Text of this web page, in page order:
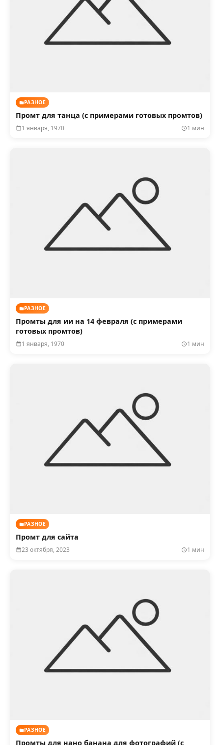
РАЗНОЕ
Промт для танца (с примерами готовых промтов)
1 января, 1970 1 мин
РАЗНОЕ
Промты для ии на 14 февраля (с примерами
готовых промтов)
1 января, 1970 1 мин
РАЗНОЕ
Промт для сайта
23 октября, 2023 1 мин
РАЗНОЕ
Промты для нано банана для фотографий (с